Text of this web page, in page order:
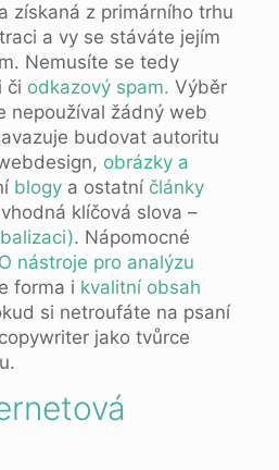
získaná z primárního trhu
a vy se stáváte jejím
Nemusíte se tedy
či odkazový spam. Výběr
nepoužíval žádný web
budovat autoritu
obrázky a
blogya ostatní články
klíčová slova –
. Nápomocné
nástroje pro analýzu
forma i kvalitní obsah
si netroufáte na psaní
jako tvůrce